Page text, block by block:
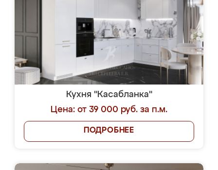
Кухня "Касабланка"
Цена: от 39 000 руб. за п.м.
ПОДРОБНЕЕ